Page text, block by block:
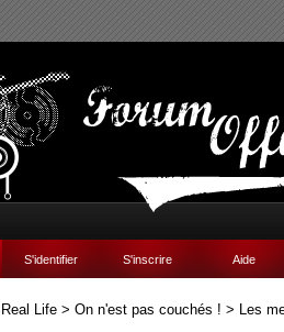
S'identifier S'inscrire Aide
Real Life > On n'est pas couchés ! > Les